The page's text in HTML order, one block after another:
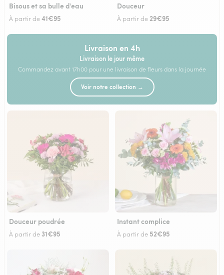
Bisous et sa bulle d'eau
À partir de41€95
Douceur
À partir de29€95
Livraison en 4h
Livraison le jour même
Commandez avant 17h00 pour une livraison de fleurs dans la journée
Voir notre collection →
Douceur poudrée
À partir de 31€95
Instant complice
À partir de 52€95